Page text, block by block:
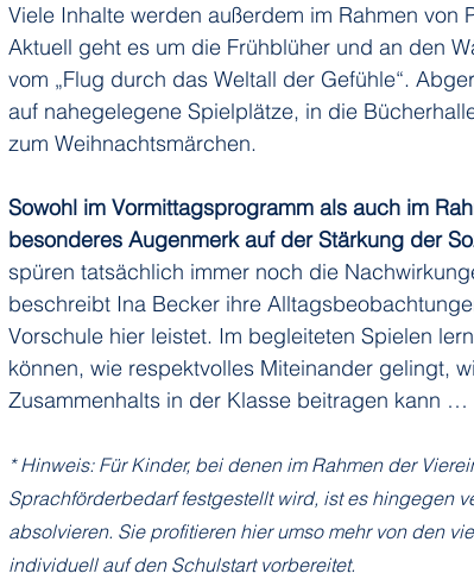
Viele Inhalte werden außerdem im Rahmen von
Aktuell geht es um die Frühblüher und an den
vom „Flug durch das Weltall der Gefühle“.
auf nahegelegene Spielplätze, in die
zum Weihnachtsmärchen.
Sowohl im Vormittagsprogramm als auch im
besonderes Augenmerk auf der Stärkung der
spüren tatsächlich immer noch die
beschreibt Ina Becker ihre
Vorschule hier leistet. Im begleiteten Spielen
können, wie respektvolles Miteinander gelingt,
Zusammenhalts in der Klasse beitragen kann …
* Hinweis: Für Kinder, bei denen im Rahmen der
Sprachförderbedarf festgestellt wird, ist es hingegen
absolvieren. Sie profitieren hier umso mehr von den
individuell auf den Schulstart vorbereitet.